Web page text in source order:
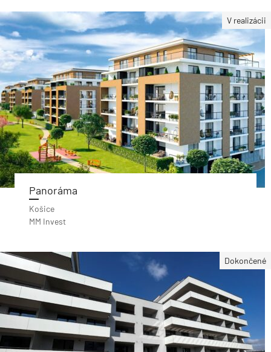
V realizácii
Panoráma
Košice
MM Invest
Dokončené